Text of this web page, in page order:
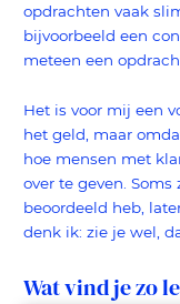
opdrachten vaak
bijvoorbeeld een
meteen een
Het is voor mij een
het geld, maar
hoe mensen met
over te geven.
beoordeeld heb,
denk ik: zie je wel,
Wat vind je zo